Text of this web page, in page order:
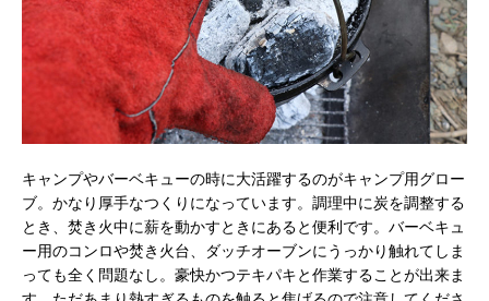
キャンプやバーベキューの時に大活躍するのがキャンプ用グロー
ブ。かなり厚手なつくりになっています。調理中に炭を調整する
とき、焚き火中に薪を動かすときにあると便利です。バーベキュ
ー用のコンロや焚き火台、ダッチオーブンにうっかり触れてしま
っても全く問題なし。豪快かつテキパキと作業することが出来ま